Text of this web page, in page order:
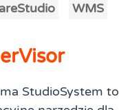
WMS
StudioSystem to